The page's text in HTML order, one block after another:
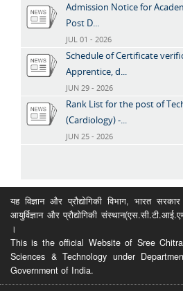
Admission Notice for
Post D...
JUL 01 - 2026
Schedule of Certificate
Apprentice, d...
JUN 29 - 2026
Rank List for the post of
(Cardiology) -...
JUN 25 - 2026
यह विज्ञान और प्रौद्योगिकी विभाग, भारत
आयुर्विज्ञान और प्रौद्योगिकी
।
This is the official Website of Sree
Sciences & Technology under
Government of India.